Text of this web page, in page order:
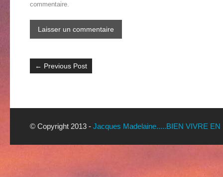
commentaire.
← Previous Post
© Copyright 2013 - Jacques Madelaine.....BIEN VIVRE EN